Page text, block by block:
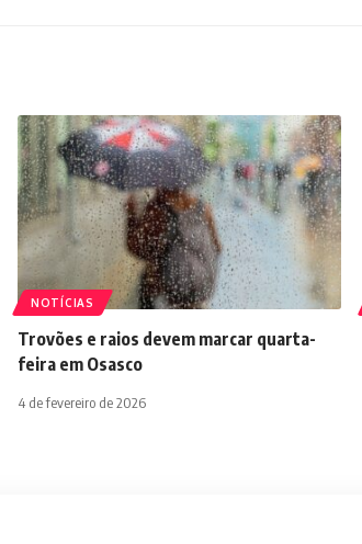
NOTÍCIAS
Trovões e raios devem marcar quarta-
feira em Osasco
4 de fevereiro de 2026